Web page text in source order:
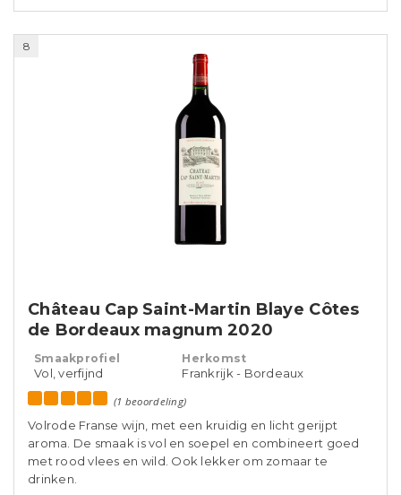
8
Château Cap Saint-Martin Blaye Côtes
de Bordeaux magnum 2020
Smaakprofiel
Vol, verfijnd
Herkomst
Frankrijk - Bordeaux
(1 beoordeling)
Volrode Franse wijn, met een kruidig en licht gerijpt
aroma. De smaak is vol en soepel en combineert goed
met rood vlees en wild. Ook lekker om zomaar te
drinken.